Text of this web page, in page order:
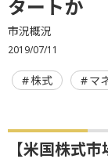
タートか
市況概況
2019/07/11
株式 マ
【米国株式